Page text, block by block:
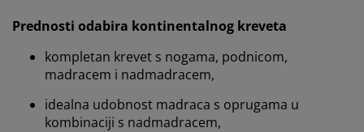
Prednosti odabira kontinentalnog kreveta
kompletan krevet s nogama, podnicom,
madracem i nadmadracem,
idealna udobnost madraca s oprugama u
kombinaciji s nadmadracem,